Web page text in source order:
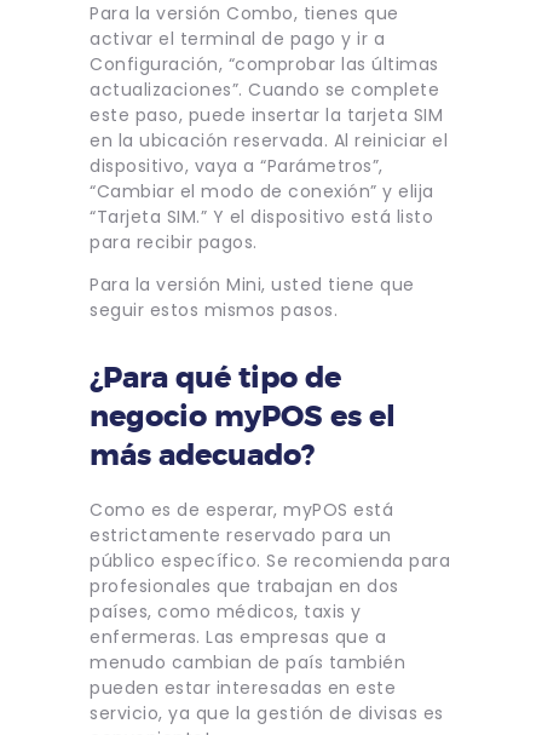
Para la versión Combo, tienes que
activar el terminal de pago y ir a
Configuración, “comprobar las últimas
actualizaciones”. Cuando se complete
este paso, puede insertar la tarjeta SIM
en la ubicación reservada. Al reiniciar el
dispositivo, vaya a “Parámetros”,
“Cambiar el modo de conexión” y elija
“Tarjeta SIM.” Y el dispositivo está listo
para recibir pagos.
Para la versión Mini, usted tiene que
seguir estos mismos pasos.
¿Para qué tipo de
negocio myPOS es el
más adecuado?
Como es de esperar, myPOS está
estrictamente reservado para un
público específico. Se recomienda para
profesionales que trabajan en dos
países, como médicos, taxis y
enfermeras. Las empresas que a
menudo cambian de país también
pueden estar interesadas en este
servicio, ya que la gestión de divisas es